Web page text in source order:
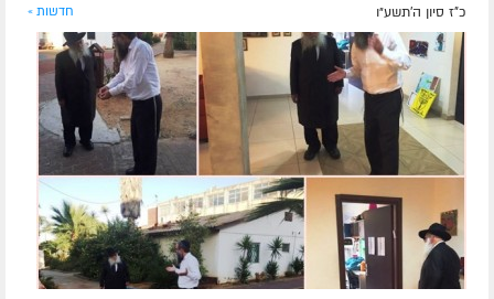
כ"ז סיון ה׳תשע״ו חדשות »